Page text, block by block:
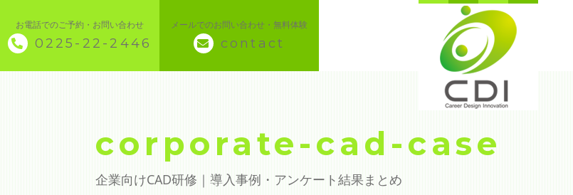
お電話でのご予約・お問い合わせ
0225-22-2446
メールでのお問い合わせ・無料体験
contact
◇ トップページ
◆ 講座メニュー ◆
corporate-cad-case
企業向けCAD研修｜導入事例・アンケート結果まとめ